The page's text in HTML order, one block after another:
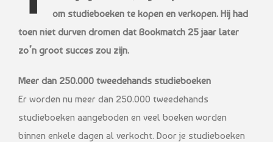
om studieboeken te kopen en verkopen. Hij had
toen niet durven dromen dat Bookmatch 25 jaar later
zo’n groot succes zou zijn.
Meer dan 250.000 tweedehands studieboeken
Er worden nu meer dan 250.000 tweedehands
studieboeken aangeboden en veel boeken worden
binnen enkele dagen al verkocht. Door je studieboeken